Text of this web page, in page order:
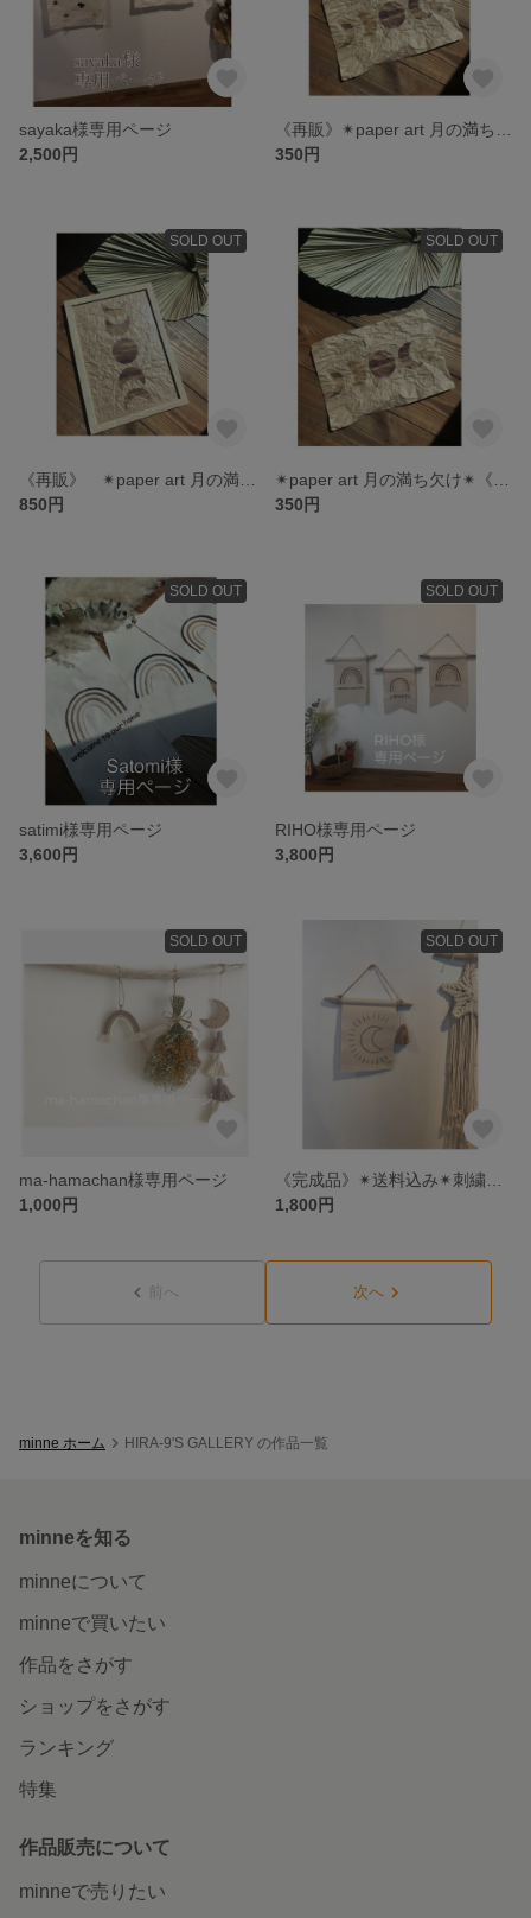
sayaka様専用ページ
2,500円
350円
SOLD OUT
850円
SOLD OUT
350円
SOLD OUT
satimi様専用ページ
3,600円
SOLD OUT
RIHO様専用ページ
3,800円
SOLD OUT
ma-hamachan様専用ページ
1,000円
SOLD OUT
1,800円
前へ 次へ
minne ホーム HIRA-9'S GALLERY の作品一覧
minneを知る
minneについて
minneで買いたい
作品をさがす
ショップをさがす
ランキング
特集
作品販売について
minneで売りたい